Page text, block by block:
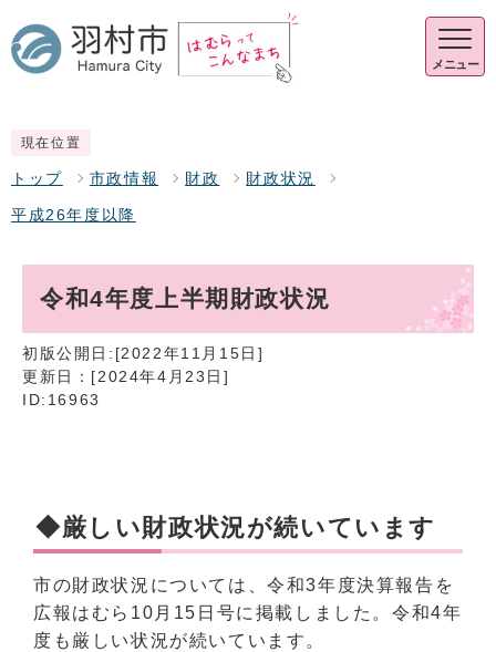
メニュー
現在位置
トップ 市政情報 財政 財政状況
平成26年度以降
令和4年度上半期財政状況
初版公開日:[2022年11月15日]
更新日：[2024年4月23日]
ID:16963
◆厳しい財政状況が続いています
市の財政状況については、令和3年度決算報告を
広報はむら10月15日号に掲載しました。令和4年
度も厳しい状況が続いています。